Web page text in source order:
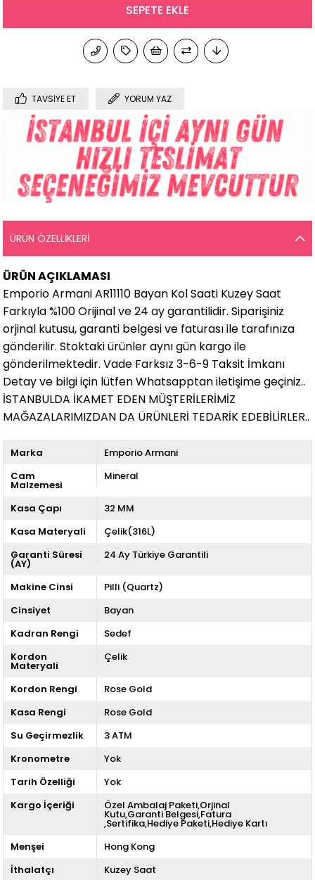
TAVSIYE ET YORUM YAZ
ÜRÜN ÖZELLIKLERI
ÜRÜN AÇIKLAMASI
Emporio Armani AR11110 Bayan Kol Saati Kuzey Saat
Farkıyla %100 Orijinal ve 24 ay garantilidir. Siparişiniz
orjinal kutusu, garanti belgesi ve faturası ile tarafınıza
gönderilir. Stoktaki ürünler aynı gün kargo ile
gönderilmektedir. Vade Farksız 3-6-9 Taksit İmkanı
Detay ve bilgi için lütfen Whatsapptan iletişime geçiniz..
İSTANBULDA İKAMET EDEN MÜŞTERİLERİMİZ
MAĞAZALARIMIZDAN DA ÜRÜNLERİ TEDARİK EDEBİLİRLER..
Marka
Emporio Armani
Cam
Malzemesi
Mineral
Kasa Çapı
32 MM
Kasa Materyali
Çelik(316L)
Garanti Süresi
(AY)
24 Ay Türkiye Garantili
Makine Cinsi
Pilli (Quartz)
Cinsiyet
Bayan
Kadran Rengi
Sedef
Kordon
Materyali
Çelik
Kordon Rengi
Rose Gold
Kasa Rengi
Rose Gold
Su Geçirmezlik
3 ATM
Kronometre
Yok
Tarih Özelliği
Yok
Kargo İçeriği
Özel Ambalaj Paketi,Orjinal
Kutu,Garanti Belgesi,Fatura
,Sertifika,Hediye Paketi,Hediye Kartı
Menşei
Hong Kong
İthalatçı
Kuzey Saat